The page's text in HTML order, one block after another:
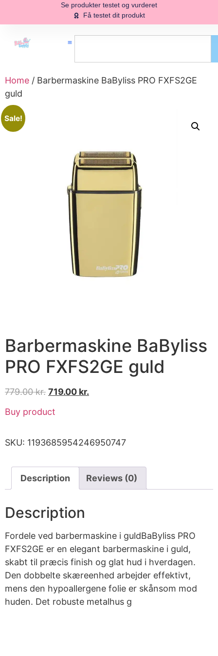
Se produkter testet og vurderet
Få testet dit produkt
Home / Barbermaskine BaByliss PRO FXFS2GE
guld
Sale!
Barbermaskine BaByliss
PRO FXFS2GE guld
779.00kr. 719.00 kr.
Buy product
SKU: 1193685954246950747
Description Reviews (0)
Description
Fordele ved barbermaskine i guldBaByliss PRO
FXFS2GE er en elegant barbermaskine i guld,
skabt til præcis finish og glat hud i hverdagen.
Den dobbelte skæreenhed arbejder effektivt,
mens den hypoallergene folie er skånsom mod
huden. Det robuste metalhus g